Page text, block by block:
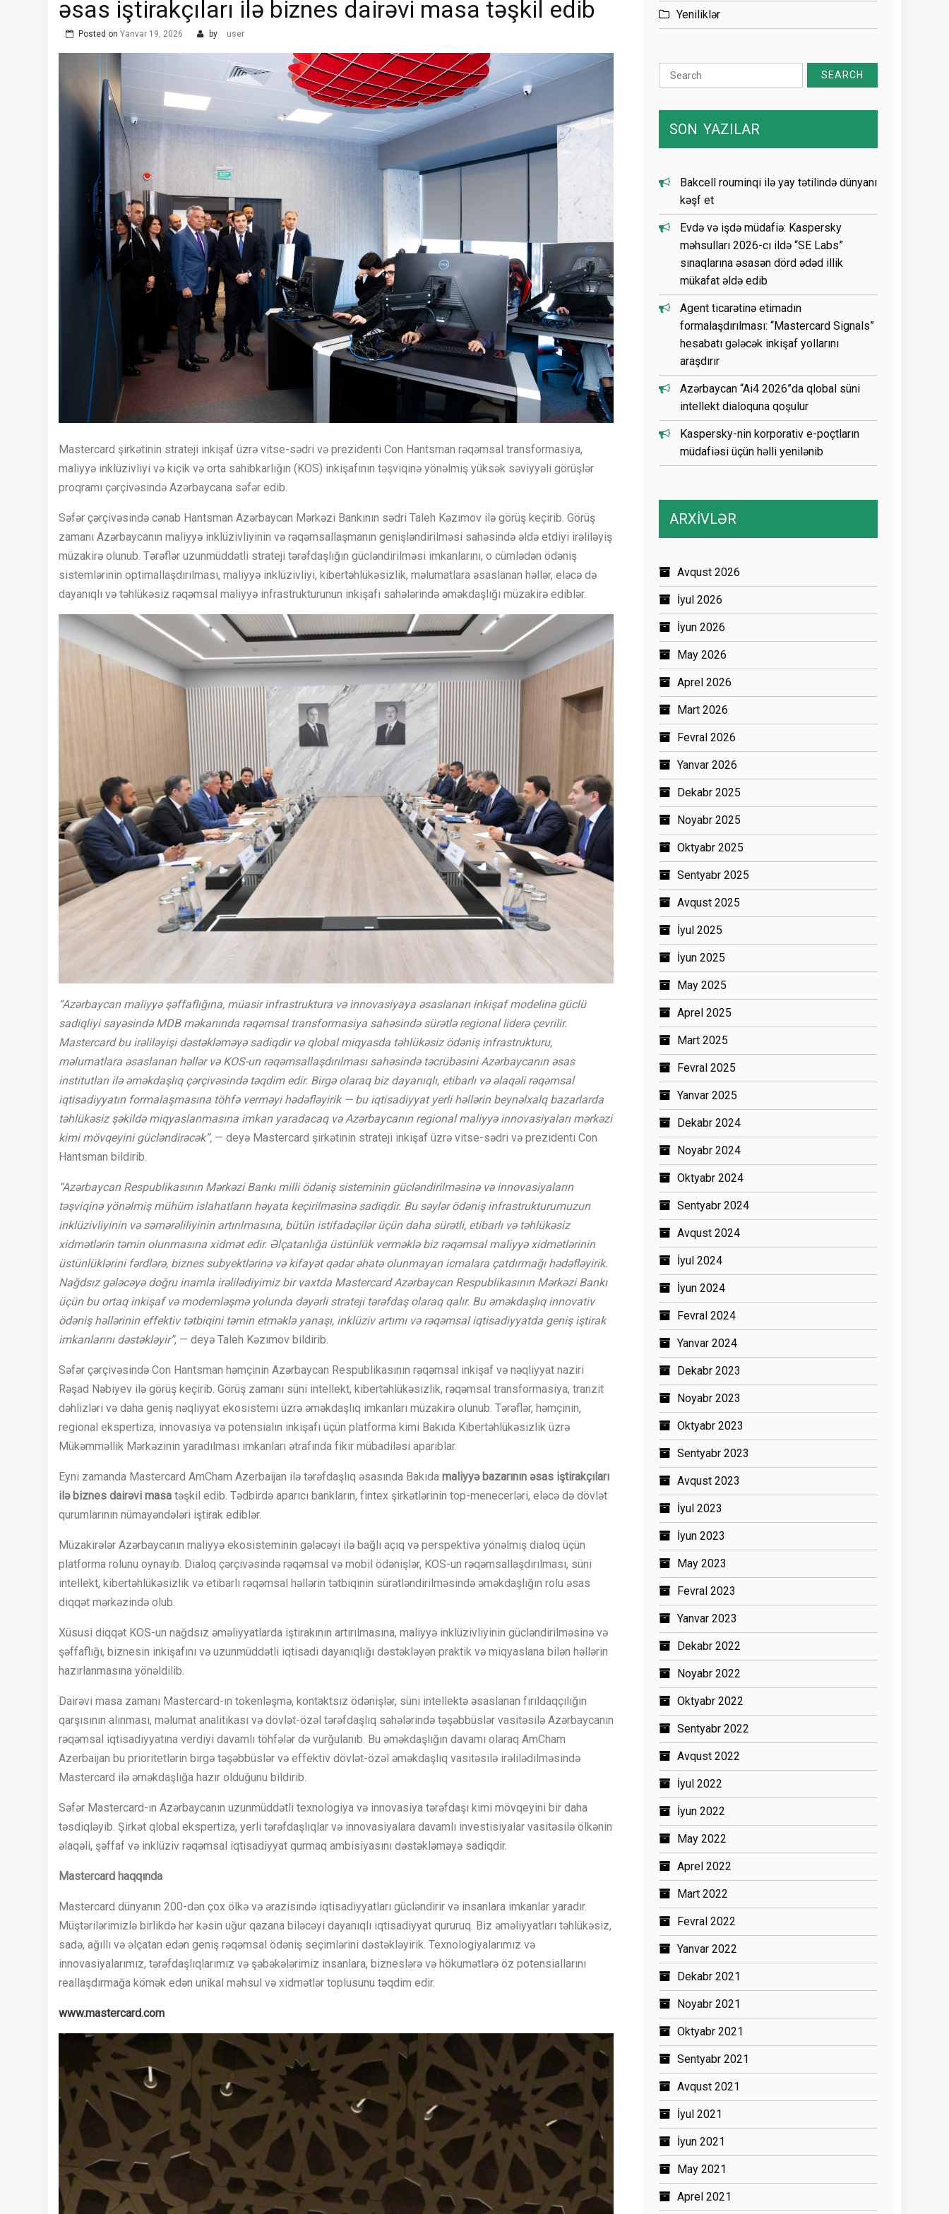
əsas iştirakçıları ilə biznes dairəvi masa təşkil edib
Posted on Yanvar 19, 2026 by user
Mastercard şirkətinin strateji inkişaf üzrə vitse-sədri və prezidenti Con Hantsman rəqəmsal transformasiya,
maliyyə inklüzivliyi və kiçik və orta sahibkarlığın (KOS) inkişafının təşviqinə yönəlmiş yüksək səviyyəli görüşlər
proqramı çərçivəsində Azərbaycana səfər edib.
Səfər çərçivəsində cənab Hantsman Azərbaycan Mərkəzi Bankının sədri Taleh Kəzımov ilə görüş keçirib. Görüş
zamanı Azərbaycanın maliyyə inklüzivliyinin və rəqəmsallaşmanın genişləndirilməsi sahəsində əldə etdiyi irəliləyiş
müzakirə olunub. Tərəflər uzunmüddətli strateji tərəfdaşlığın gücləndirilməsi imkanlarını, o cümlədən ödəniş
sistemlərinin optimallaşdırılması, maliyyə inklüzivliyi, kibertəhlükəsizlik, məlumatlara əsaslanan həllər, eləcə də
dayanıqlı və təhlükəsiz rəqəmsal maliyyə infrastrukturunun inkişafı sahələrində əməkdaşlığı müzakirə ediblər.
“Azərbaycan maliyyə şəffaflığına, müasir infrastruktura və innovasiyaya əsaslanan inkişaf modelinə güclü
sadiqliyi sayəsində MDB məkanında rəqəmsal transformasiya sahəsində sürətlə regional liderə çevrilir.
Mastercard bu irəliləyişi dəstəkləməyə sadiqdir və qlobal miqyasda təhlükəsiz ödəniş infrastrukturu,
məlumatlara əsaslanan həllər və KOS-un rəqəmsallaşdırılması sahəsində təcrübəsini Azərbaycanın əsas
institutları ilə əməkdaşlıq çərçivəsində təqdim edir. Birgə olaraq biz dayanıqlı, etibarlı və əlaqəli rəqəmsal
iqtisadiyyatın formalaşmasına töhfə verməyi hədəfləyirik — bu iqtisadiyyat yerli həllərin beynəlxalq bazarlarda
təhlükəsiz şəkildə miqyaslanmasına imkan yaradacaq və Azərbaycanın regional maliyyə innovasiyaları mərkəzi
kimi mövqeyini gücləndirəcək”, — deyə Mastercard şirkətinin strateji inkişaf üzrə vitse-sədri və prezidenti Con
Hantsman bildirib.
“Azərbaycan Respublikasının Mərkəzi Bankı milli ödəniş sisteminin gücləndirilməsinə və innovasiyaların
təşviqinə yönəlmiş mühüm islahatların həyata keçirilməsinə sadiqdir. Bu səylər ödəniş infrastrukturumuzun
inklüzivliyinin və səmərəliliyinin artırılmasına, bütün istifadəçilər üçün daha sürətli, etibarlı və təhlükəsiz
xidmətlərin təmin olunmasına xidmət edir. Əlçatanlığa üstünlük verməklə biz rəqəmsal maliyyə xidmətlərinin
üstünlüklərini fərdlərə, biznes subyektlərinə və kifayət qədər əhatə olunmayan icmalara çatdırmağı hədəfləyirik.
Nağdsız gələcəyə doğru inamla irəlilədiyimiz bir vaxtda Mastercard Azərbaycan Respublikasının Mərkəzi Bankı
üçün bu ortaq inkişaf və modernləşmə yolunda dəyərli strateji tərəfdaş olaraq qalır. Bu əməkdaşlıq innovativ
ödəniş həllərinin effektiv tətbiqini təmin etməklə yanaşı, inklüziv artımı və rəqəmsal iqtisadiyyatda geniş iştirak
imkanlarını dəstəkləyir”, — deyə Taleh Kəzımov bildirib.
Səfər çərçivəsində Con Hantsman həmçinin Azərbaycan Respublikasının rəqəmsal inkişaf və nəqliyyat naziri
Rəşad Nəbiyev ilə görüş keçirib. Görüş zamanı süni intellekt, kibertəhlükəsizlik, rəqəmsal transformasiya, tranzit
dəhlizləri və daha geniş nəqliyyat ekosistemi üzrə əməkdaşlıq imkanları müzakirə olunub. Tərəflər, həmçinin,
regional ekspertiza, innovasiya və potensialın inkişafı üçün platforma kimi Bakıda Kibertəhlükəsizlik üzrə
Mükəmməllik Mərkəzinin yaradılması imkanları ətrafında fikir mübadiləsi aparıblar.
Eyni zamanda Mastercard AmCham Azerbaijan ilə tərəfdaşlıq əsasında Bakıda maliyyə bazarının əsas iştirakçıları
ilə biznes dairəvi masa təşkil edib. Tədbirdə aparıcı bankların, fintex şirkətlərinin top-menecerləri, eləcə də dövlət
qurumlarının nümayəndələri iştirak ediblər.
Müzakirələr Azərbaycanın maliyyə ekosisteminin gələcəyi ilə bağlı açıq və perspektivə yönəlmiş dialoq üçün
platforma rolunu oynayıb. Dialoq çərçivəsində rəqəmsal və mobil ödənişlər, KOS-un rəqəmsallaşdırılması, süni
intellekt, kibertəhlükəsizlik və etibarlı rəqəmsal həllərin tətbiqinin sürətləndirilməsində əməkdaşlığın rolu əsas
diqqət mərkəzində olub.
Xüsusi diqqət KOS-un nağdsız əməliyyatlarda iştirakının artırılmasına, maliyyə inklüzivliyinin gücləndirilməsinə və
şəffaflığı, biznesin inkişafını və uzunmüddətli iqtisadi dayanıqlığı dəstəkləyən praktik və miqyaslana bilən həllərin
hazırlanmasına yönəldilib.
Dairəvi masa zamanı Mastercard-ın tokenləşmə, kontaktsız ödənişlər, süni intellektə əsaslanan fırıldaqçılığın
qarşısının alınması, məlumat analitikası və dövlət-özəl tərəfdaşlıq sahələrində təşəbbüslər vasitəsilə Azərbaycanın
rəqəmsal iqtisadiyyatına verdiyi davamlı töhfələr də vurğulanıb. Bu əməkdaşlığın davamı olaraq AmCham
Azerbaijan bu prioritetlərin birgə təşəbbüslər və effektiv dövlət-özəl əməkdaşlıq vasitəsilə irəlilədilməsində
Mastercard ilə əməkdaşlığa hazır olduğunu bildirib.
Səfər Mastercard-ın Azərbaycanın uzunmüddətli texnologiya və innovasiya tərəfdaşı kimi mövqeyini bir daha
təsdiqləyib. Şirkət qlobal ekspertiza, yerli tərəfdaşlıqlar və innovasiyalara davamlı investisiyalar vasitəsilə ölkənin
əlaqəli, şəffaf və inklüziv rəqəmsal iqtisadiyyat qurmaq ambisiyasını dəstəkləməyə sadiqdir.
Mastercard haqqında
Mastercard dünyanın 200-dən çox ölkə və ərazisində iqtisadiyyatları gücləndirir və insanlara imkanlar yaradır.
Müştərilərimizlə birlikdə hər kəsin uğur qazana biləcəyi dayanıqlı iqtisadiyyat qururuq. Biz əməliyyatları təhlükəsiz,
sadə, ağıllı və əlçatan edən geniş rəqəmsal ödəniş seçimlərini dəstəkləyirik. Texnologiyalarımız və
innovasiyalarımız, tərəfdaşlıqlarımız və şəbəkələrimiz insanlara, bizneslərə və hökumətlərə öz potensiallarını
reallaşdırmağa kömək edən unikal məhsul və xidmətlər toplusunu təqdim edir.
www.mastercard.com
Yeniliklər
Search
for:
SON YAZILAR
Bakcell rouminqi ilə yay tətilində dünyanı
kəşf et
Evdə və işdə müdafiə: Kaspersky
məhsulları 2026-cı ildə “SE Labs”
sınaqlarına əsasən dörd ədəd illik
mükafat əldə edib
Agent ticarətinə etimadın
formalaşdırılması: “Mastercard Signals”
hesabatı gələcək inkişaf yollarını
araşdırır
Azərbaycan “Ai4 2026”da qlobal süni
intellekt dialoquna qoşulur
Kaspersky-nin korporativ e-poçtların
müdafiəsi üçün həlli yenilənib
ARXİVLƏR
Avqust 2026
İyul 2026
İyun 2026
May 2026
Aprel 2026
Mart 2026
Fevral 2026
Yanvar 2026
Dekabr 2025
Noyabr 2025
Oktyabr 2025
Sentyabr 2025
Avqust 2025
İyul 2025
İyun 2025
May 2025
Aprel 2025
Mart 2025
Fevral 2025
Yanvar 2025
Dekabr 2024
Noyabr 2024
Oktyabr 2024
Sentyabr 2024
Avqust 2024
İyul 2024
İyun 2024
Fevral 2024
Yanvar 2024
Dekabr 2023
Noyabr 2023
Oktyabr 2023
Sentyabr 2023
Avqust 2023
İyul 2023
İyun 2023
May 2023
Fevral 2023
Yanvar 2023
Dekabr 2022
Noyabr 2022
Oktyabr 2022
Sentyabr 2022
Avqust 2022
İyul 2022
İyun 2022
May 2022
Aprel 2022
Mart 2022
Fevral 2022
Yanvar 2022
Dekabr 2021
Noyabr 2021
Oktyabr 2021
Sentyabr 2021
Avqust 2021
İyul 2021
İyun 2021
May 2021
Aprel 2021